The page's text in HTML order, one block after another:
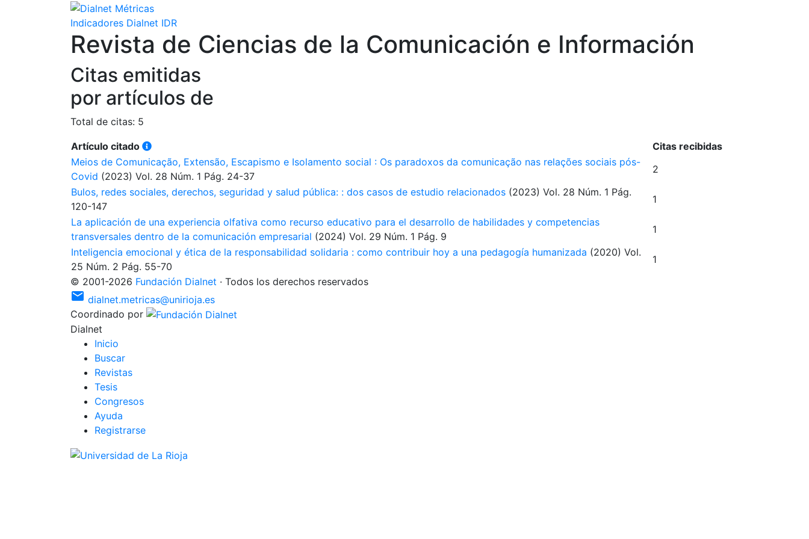
Indicadores Dialnet IDR
Revista de Ciencias de la Comunicación e Información
Citas emitidas
por artículos de
Total de citas: 5
Artículo citado
Citas recibidas
Meios de Comunicação, Extensão, Escapismo e Isolamento social : Os paradoxos da comunicação nas relações sociais pós-
Covid (2023) Vol. 28 Núm. 1 Pág. 24-37
2
Bulos, redes sociales, derechos, seguridad y salud pública: : dos casos de estudio relacionados (2023) Vol. 28 Núm. 1 Pág.
120-147
1
La aplicación de una experiencia olfativa como recurso educativo para el desarrollo de habilidades y competencias
transversales dentro de la comunicación empresarial (2024) Vol. 29 Núm. 1 Pág. 9
1
Inteligencia emocional y ética de la responsabilidad solidaria : como contribuir hoy a una pedagogía humanizada (2020) Vol.
25 Núm. 2 Pág. 55-70
1
© 2001-2026 Fundación Dialnet · Todos los derechos reservados
mail dialnet.metricas@unirioja.es
Coordinado por
Dialnet
Inicio
Buscar
Revistas
Tesis
Congresos
Ayuda
Registrarse